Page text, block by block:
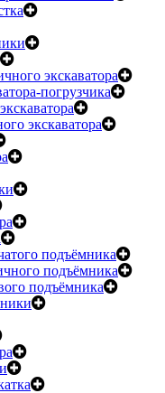
экскаватора
погрузчика
экскаватора
подъёмника
подъёмника
подъёмника